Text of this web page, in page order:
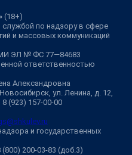
(18+)
по надзору в сфере
и массовых коммуникаций
ЭЛ № ФС 77—84683
ответственностью
Александровна
ул. Ленина, д. 12,
(923) 157-00-00
и государственных
(800) 200-03-83 (доб.3)